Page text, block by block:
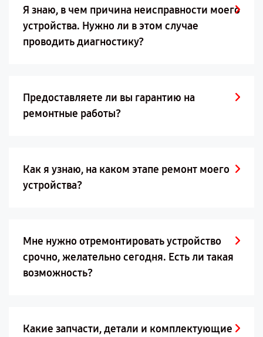
Я знаю, в чем причина неисправности моего
устройства. Нужно ли в этом случае
проводить диагностику?
Предоставляете ли вы гарантию на
ремонтные работы?
Как я узнаю, на каком этапе ремонт моего
устройства?
Мне нужно отремонтировать устройство
срочно, желательно сегодня. Есть ли такая
возможность?
Какие запчасти, детали и комплектующие